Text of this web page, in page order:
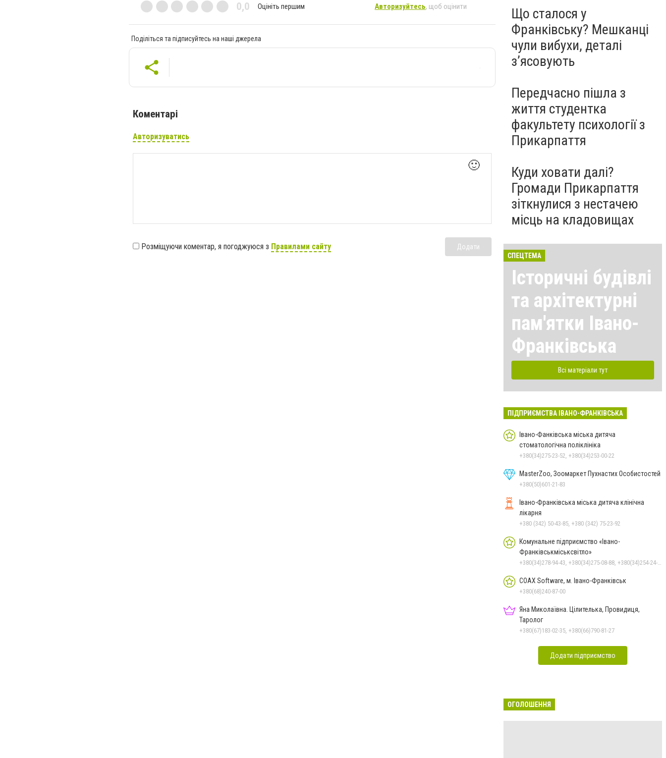
0,0 Оцініть першим Авторизуйтесь, щоб оцінити
Поділіться та підписуйтесь на наші джерела
Коментарі
Авторизуватись
🙂
Розміщуючи коментар, я погоджуюся з Правилами сайту Додати
Що сталося у
Франківську? Мешканці
чули вибухи, деталі
з’ясовують
Передчасно пішла з
життя студентка
факультету психології з
Прикарпаття
Куди ховати далі?
Громади Прикарпаття
зіткнулися з нестачею
місць на кладовищах
СПЕЦТЕМА
Історичні будівлі
та архітектурні
пам'ятки Івано-
Франківська
Всі матеріали тут
ПІДПРИЄМСТВА ІВАНО-ФРАНКІВСЬКА
Івано-Фанківська міська дитяча
стоматологічна поліклініка
+380(34)275-23-52, +380(34)253-00-22
MasterZoo, Зоомаркет Пухнастих Особистостей
+380(50)601-21-83
Івано-Франківська міська дитяча клінічна
лікарня
+380 (342) 50-43-85, +380 (342) 75-23-92
Комунальне підприємство «Івано-
Франківськміськсвітло»
COAX Software, м. Івано-Франківськ
+380(68)240-87-00
Яна Миколаївна. Цілителька, Провидиця,
Таролог
+380(67)183-02-35, +380(66)790-81-27
Додати підприємство
ОГОЛОШЕННЯ